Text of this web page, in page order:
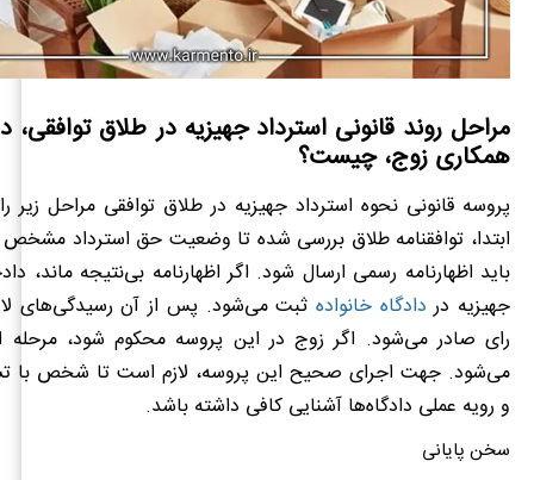
مراحل روند قانونی استرداد جهیزیه در طلاق
همکاری زوج، چیست؟
پروسه قانونی نحوه استرداد جهیزیه در طلاق توافقی مراحل
ابتدا، توافقنامه طلاق بررسی شده تا وضعیت حق استرداد
باید اظهارنامه رسمی ارسال شود. اگر اظهارنامه بی‌نتیجه ماند،
جهیزیه در دادگاه خانواده ثبت می‌شود. پس از آن رسیدگی‌های
رای صادر می‌شود. اگر زوج در این پروسه محکوم شود، مرحله
می‌شود. جهت اجرای صحیح این پروسه، لازم است تا شخص با
و رویه عملی دادگاه‌ها آشنایی کافی داشته باشد.
سخن پایانی